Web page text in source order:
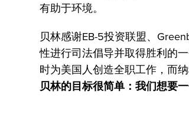
有助于环境。
贝林感谢EB-5投资联盟、
性进行司法倡导并取得胜利的
时为美国人创造全职工作，而
贝林的目标很简单：我们想要